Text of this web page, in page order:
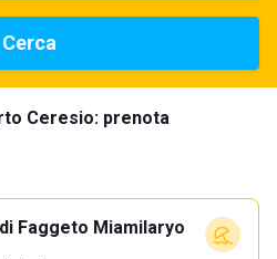
Cerca
Ceresio: prenota
Faggeto Miamilaryo